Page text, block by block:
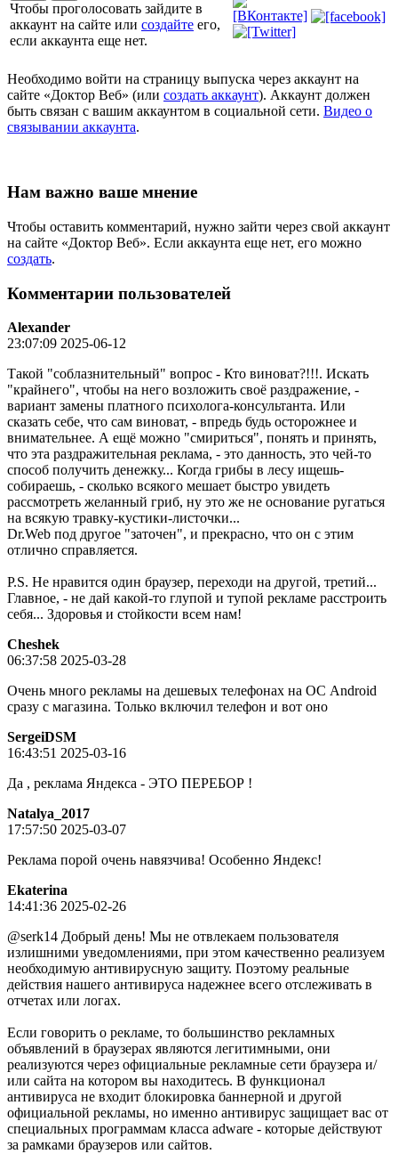
Чтобы проголосовать зайдите в
аккаунт на сайте или создайте его,
если аккаунта еще нет.
Необходимо войти на страницу выпуска через аккаунт на
сайте «Доктор Веб» (или создать аккаунт). Аккаунт должен
быть связан с вашим аккаунтом в социальной сети. Видео о
связывании аккаунта.
Нам важно ваше мнение
Чтобы оставить комментарий, нужно зайти через свой аккаунт
на сайте «Доктор Веб». Если аккаунта еще нет, его можно
создать.
Комментарии пользователей
Alexander
23:07:09 2025-06-12
Такой "соблазнительный" вопрос - Кто виноват?!!!. Искать
"крайнего", чтобы на него возложить своё раздражение, -
вариант замены платного психолога-консультанта. Или
сказать себе, что сам виноват, - впредь будь осторожнее и
внимательнее. А ещё можно "смириться", понять и принять,
что эта раздражительная реклама, - это данность, это чей-то
способ получить денежку... Когда грибы в лесу ищешь-
собираешь, - сколько всякого мешает быстро увидеть
рассмотреть желанный гриб, ну это же не основание ругаться
на всякую травку-кустики-листочки...
Dr.Web под другое "заточен", и прекрасно, что он с этим
отлично справляется.
P.S. Не нравится один браузер, переходи на другой, третий...
Главное, - не дай какой-то глупой и тупой рекламе расстроить
себя... Здоровья и стойкости всем нам!
Cheshek
06:37:58 2025-03-28
Очень много рекламы на дешевых телефонах на ОС Android
сразу с магазина. Только включил телефон и вот оно
SergeiDSM
16:43:51 2025-03-16
Да , реклама Яндекса - ЭТО ПЕРЕБОР !
Natalya_2017
17:57:50 2025-03-07
Реклама порой очень навязчива! Особенно Яндекс!
Ekaterina
14:41:36 2025-02-26
@serk14 Добрый день! Мы не отвлекаем пользователя
излишними уведомлениями, при этом качественно реализуем
необходимую антивирусную защиту. Поэтому реальные
действия нашего антивируса надежнее всего отслеживать в
отчетах или логах.
Если говорить о рекламе, то большинство рекламных
объявлений в браузерах являются легитимными, они
реализуются через официальные рекламные сети браузера и/
или сайта на котором вы находитесь. В функционал
антивируса не входит блокировка баннерной и другой
официальной рекламы, но именно антивирус защищает вас от
специальных программам класса adware - которые действуют
за рамками браузеров или сайтов.